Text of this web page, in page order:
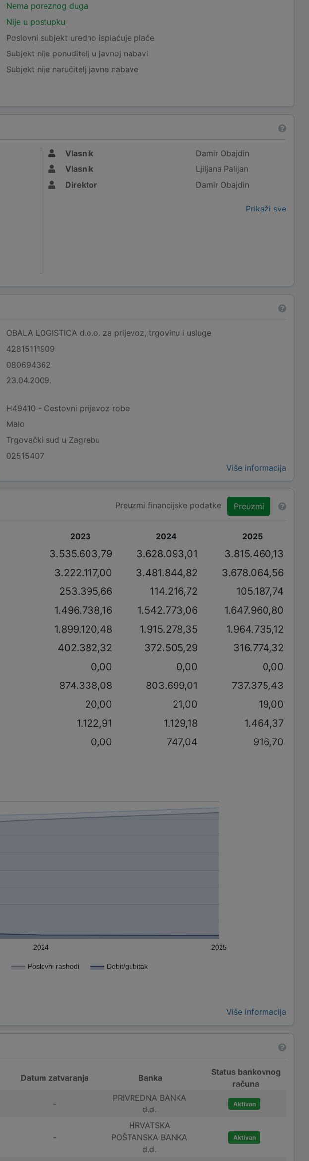
Nema poreznog duga
Nije u postupku
Poslovni subjekt uredno isplaćuje plaće
Subjekt nije ponuditelj u javnoj nabavi
Subjekt nije naručitelj javne nabave
Vlasnik
Damir Obajdin
Vlasnik
Ljiljana Palijan
Direktor
Damir Obajdin
Prikaži sve
OBALA LOGISTICA d.o.o. za prijevoz, trgovinu i usluge
42815111909
080694362
23.04.2009.
H49410 - Cestovni prijevoz robe
Malo
Trgovački sud u Zagrebu
02515407
Više informacija
Preuzmi financijske podatke Preuzmi
2023 2024 2025
3.535.603,79 3.628.093,01
3.815.460,13
3.222.117,00 3.481.844,82
3.678.064,56
253.395,66 114.216,72
105.187,74
1.496.738,16 1.542.773,06
1.647.960,80
1.899.120,48 1.915.278,35
1.964.735,12
402.382,32 372.505,29
316.774,32
0,00 0,00
0,00
874.338,08 803.699,01
737.375,43
20,00 21,00
19,00
1.122,91 1.129,18
1.464,37
0,00 747,04 916,70
Poslovni rashodi Dobit/gubitak
2024 2025
Više informacija
Datum zatvaranja Banka
Status bankovnog
računa
-
PRIVREDNA BANKA
d.d.
Aktivan
-
HRVATSKA
POŠTANSKA BANKA
d.d.
Aktivan